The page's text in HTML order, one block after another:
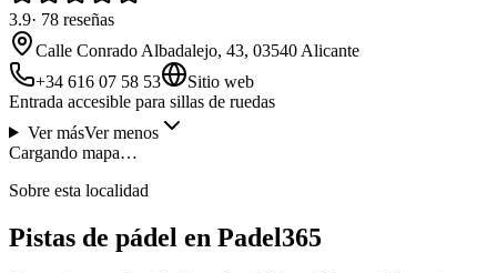
3.9· 78 reseñas
Calle Conrado Albadalejo, 43, 03540 Alicante
+34 616 07 58 53
Sitio web
Entrada accesible para sillas de ruedas
Ver másVer menos
Cargando mapa…
Sobre esta localidad
Pistas de pádel en Padel365